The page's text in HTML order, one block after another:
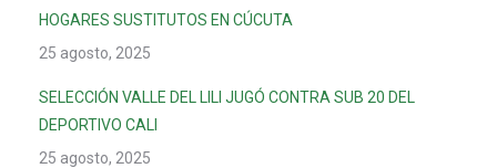
HOGARES SUSTITUTOS EN CÚCUTA
25 agosto, 2025
SELECCIÓN VALLE DEL LILI JUGÓ CONTRA SUB 20 DEL
DEPORTIVO CALI
25 agosto, 2025